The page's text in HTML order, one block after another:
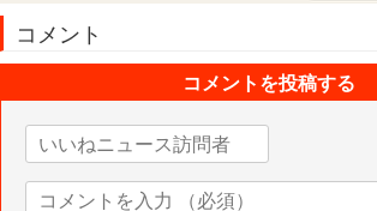
コメント
コメントを投稿する